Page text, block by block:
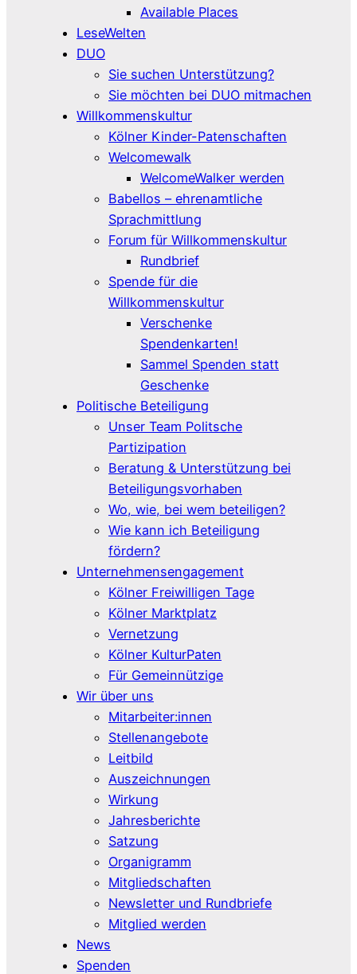
Available Places
LeseWelten
DUO
Sie suchen Unterstützung?
Sie möchten bei DUO mitmachen
Willkommenskultur
Kölner Kinder-Patenschaften
Welcomewalk
WelcomeWalker werden
Babellos – ehrenamtliche
Sprachmittlung
Forum für Willkommenskultur
Rundbrief
Spende für die
Willkommenskultur
Verschenke
Spendenkarten!
Sammel Spenden statt
Geschenke
Politische Beteiligung
Unser Team Politsche
Partizipation
Beratung & Unterstützung bei
Beteiligungsvorhaben
Wo, wie, bei wem beteiligen?
Wie kann ich Beteiligung
fördern?
Unternehmensengagement
Kölner Freiwilligen Tage
Kölner Marktplatz
Vernetzung
Kölner KulturPaten
Für Gemeinnützige
Wir über uns
Mitarbeiter:innen
Stellenangebote
Leitbild
Auszeichnungen
Wirkung
Jahresberichte
Satzung
Organigramm
Mitgliedschaften
Newsletter und Rundbriefe
Mitglied werden
News
Spenden